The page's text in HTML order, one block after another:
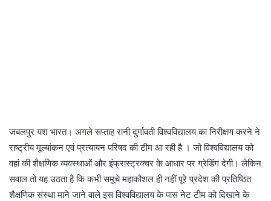
जबलपुर यश भारत। अगले सप्ताह रानी दुर्गावती विश्वविद्यालय का निरीक्षण करने ने
राष्ट्रीय मूल्यांकन एवं प्रत्यायन परिषद की टीम आ रही है । जो विश्वविद्यालय को
वहां की शैक्षणिक व्यवस्थाओं और इंफ्रास्ट्रक्चर के आधार पर ग्रेडिंग देगी। लेकिन
सवाल तो यह उठता है कि कभी समूचे महाकौशल ही नहीं पूरे प्रदेश की प्रतिष्ठित
शैक्षणिक संस्था माने जाने वाले इस विश्वविद्यालय के पास नेट टीम को दिखाने के